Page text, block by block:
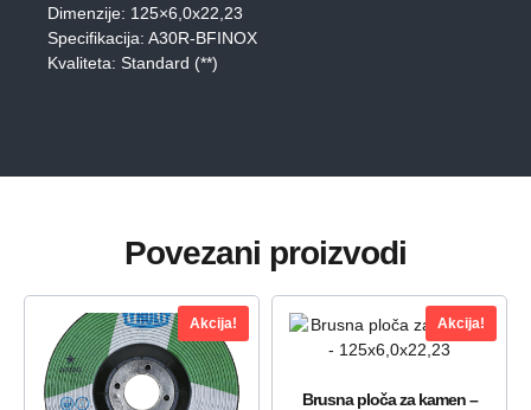
Dimenzije: 125×6,0x22,23
Specifikacija: A30R-BFINOX
Kvaliteta: Standard (**)
Povezani proizvodi
Akcija! Akcija!
Brusna ploča za kamen –